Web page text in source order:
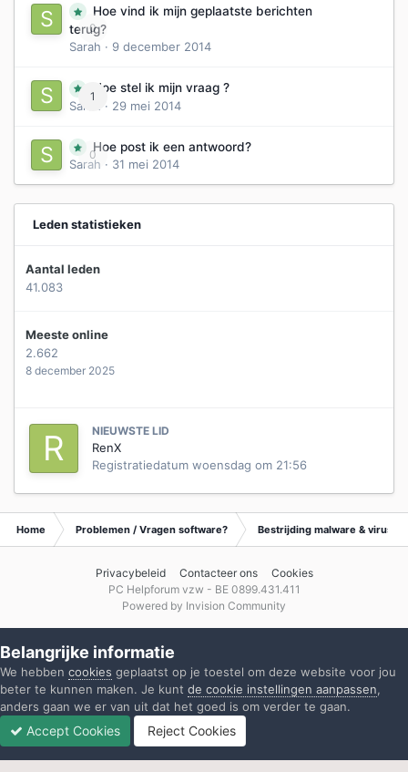
0
Hoe vind ik mijn geplaatste berichten
terug?
Sarah · 9 december 2014
1
Hoe stel ik mijn vraag ?
Sarah
· 29 mei 2014
0
Hoe post ik een antwoord?
Sarah · 31 mei 2014
Leden statistieken
Aantal leden
41.083
Meeste online
2.662
8 december 2025
NIEUWSTE LID
RenX
Registratiedatum woensdag om 21:56
Home Problemen / Vragen software? Bestrijding malware &
Privacybeleid Contacteer ons
Cookies
PC Helpforum vzw - BE 0899.431.411
Powered by Invision Community
Belangrijke informatie
We hebben cookies geplaatst op je toestel om deze website voor jou
beter te kunnen maken. Je kunt de cookie instellingen aanpassen,
anders gaan we er van uit dat het goed is om verder te gaan.
Accept Cookies Reject Cookies
Ongelezen